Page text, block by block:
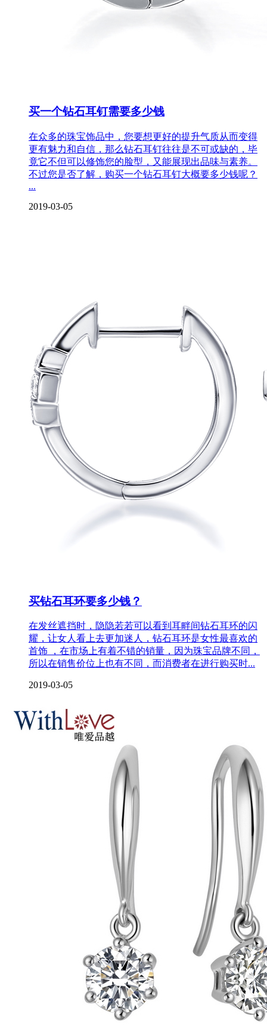
买一个钻石耳钉需要多少钱
在众多的珠宝饰品中，您要想更好的提升气质从而变得
更有魅力和自信，那么钻石耳钉往往是不可或缺的，毕
竟它不但可以修饰您的脸型，又能展现出品味与素养。
不过您是否了解，购买一个钻石耳钉大概要多少钱呢？
...
2019-03-05
买钻石耳环要多少钱？
在发丝遮挡时，隐隐若若可以看到耳畔间钻石耳环的闪
耀，让女人看上去更加迷人，钻石耳环是女性最喜欢的
首饰 ，在市场上有着不错的销量，因为珠宝品牌不同，
所以在销售价位上也有不同，而消费者在进行购买时...
2019-03-05